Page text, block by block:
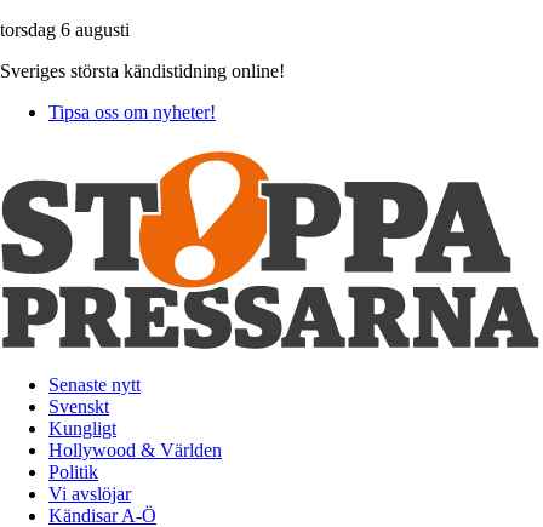
torsdag 6 augusti
Sveriges största kändistidning online!
Tipsa oss om nyheter!
Senaste nytt
Svenskt
Kungligt
Hollywood & Världen
Politik
Vi avslöjar
Kändisar A-Ö